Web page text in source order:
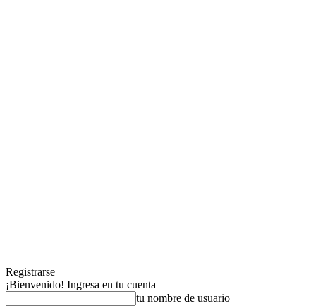
Registrarse
¡Bienvenido! Ingresa en tu cuenta
tu nombre de usuario